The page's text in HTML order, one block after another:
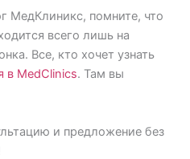
МедКлиникс, помните, что
всего лишь на
Все, кто хочет узнать
в МеdClinics. Там вы
и предложение без